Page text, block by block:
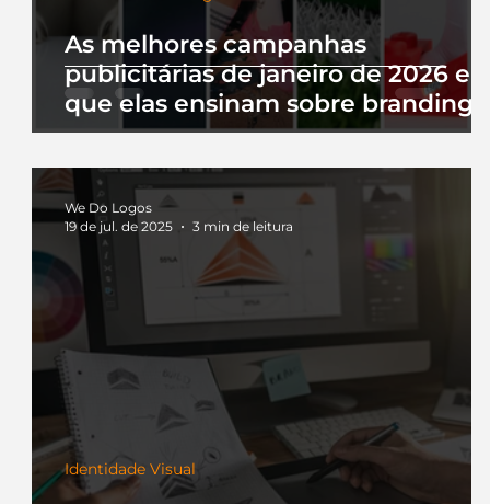
As melhores campanhas
publicitárias de janeiro de 2026 e
que elas ensinam sobre branding
Identidade Visual
We Do Logos
19 de jul. de 2025
3 min de leitura